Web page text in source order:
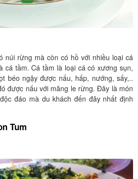
núi rừng mà còn có hồ với nhiều loại cá
cá tầm. Cá tầm là loại cá có xương sụn,
béo ngậy được nấu, hấp, nướng, sấy,..
được nấu với măng le rừng. Đây là món
đáo mà du khách đến đây nhất định
Tum